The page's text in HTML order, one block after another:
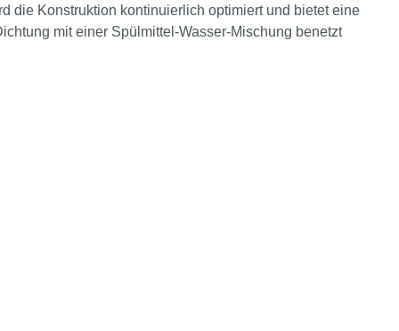
die Konstruktion kontinuierlich optimiert und bietet eine
mit einer Spülmittel‑Wasser‑Mischung benetzt